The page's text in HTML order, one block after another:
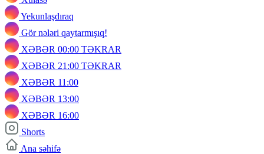
Yekunlaşdıraq
Gör nələri qaytarmışıq!
XƏBƏR 00:00 TƏKRAR
XƏBƏR 21:00 TƏKRAR
XƏBƏR 11:00
XƏBƏR 13:00
XƏBƏR 16:00
Shorts
Ana səhifə